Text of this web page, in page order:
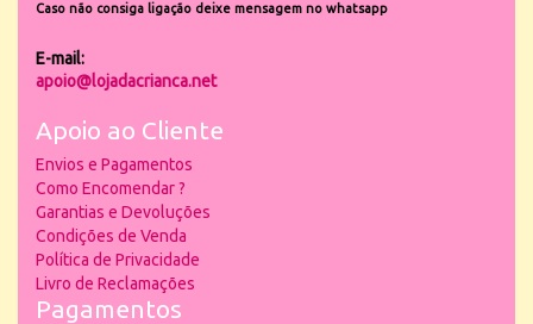
Caso não consiga ligação deixe mensagem no whatsapp
E-mail:
apoio@lojadacrianca.net
Apoio ao Cliente
Envios e Pagamentos
Como Encomendar ?
Garantias e Devoluções
Condições de Venda
Política de Privacidade
Livro de Reclamações
Pagamentos